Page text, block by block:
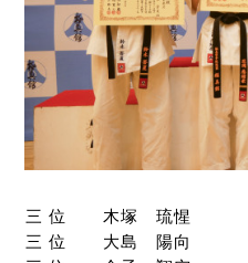
三 位 木塚 琉惺
三 位
大島 陽向